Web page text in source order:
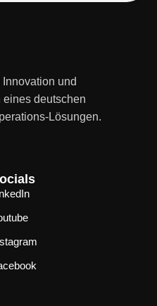
Innovation und
eines deutschen
Lösungen.